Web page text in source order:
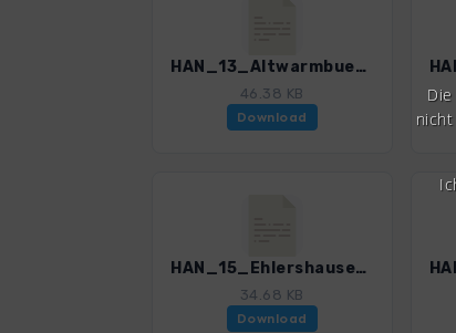
HAN_13_Altwarmbuechen-Lohne_4595_1.gpx
46.38 KB
Download
HAN_15_Ehlershausen_4595_1.gpx
34.68 KB
Download